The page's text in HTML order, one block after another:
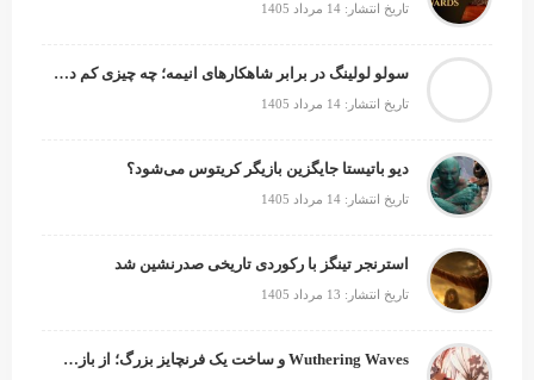
تاریخ انتشار: 14 مرداد 1405
سولو لولینگ در برابر شاهکارهای انیمه؛ چه چیزی کم دارد؟
تاریخ انتشار: 14 مرداد 1405
دیو باتیستا جایگزین بازیگر کریتوس می‌شود؟
تاریخ انتشار: 14 مرداد 1405
استرنجر تینگز با رکوردی تاریخی صدرنشین شد
تاریخ انتشار: 13 مرداد 1405
Wuthering Waves و ساخت یک فرنچایز بزرگ؛ از بازی تا انیمه